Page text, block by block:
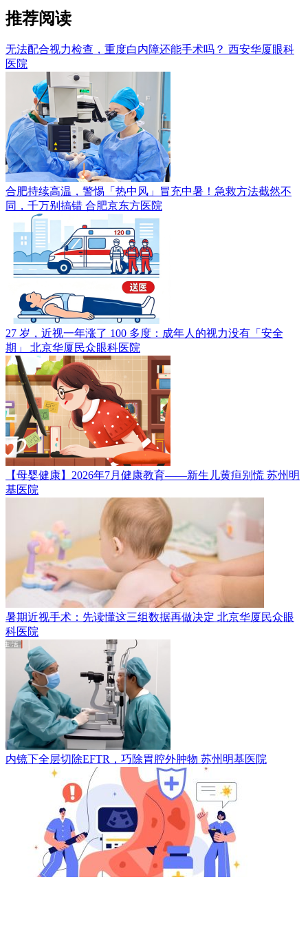
推荐阅读
无法配合视力检查，重度白内障还能手术吗？ 西安华厦眼科
医院
合肥持续高温，警惕「热中风」冒充中暑！急救方法截然不
同，千万别搞错 合肥京东方医院
27 岁，近视一年涨了 100 多度：成年人的视力没有「安全
期」 北京华厦民众眼科医院
【母婴健康】2026年7月健康教育——新生儿黄疸别慌 苏州明
基医院
暑期近视手术：先读懂这三组数据再做决定 北京华厦民众眼
科医院
内镜下全层切除EFTR，巧除胃腔外肿物 苏州明基医院